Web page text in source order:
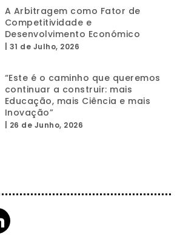
A Arbitragem como Fator de
Competitividade e
Desenvolvimento Económico
31 de Julho, 2026
“Este é o caminho que queremos
continuar a construir: mais
Educação, mais Ciência e mais
Inovação”
26 de Junho, 2026